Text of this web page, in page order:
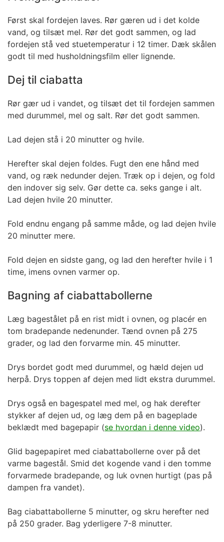
Først skal fordejen laves. Rør gæren ud i det kolde
vand, og tilsæt mel. Rør det godt sammen, og lad
fordejen stå ved stuetemperatur i 12 timer. Dæk skålen
godt til med husholdningsfilm eller lignende.
Dej til ciabatta
Rør gær ud i vandet, og tilsæt det til fordejen sammen
med durummel, mel og salt. Rør det godt sammen.
Lad dejen stå i 20 minutter og hvile.
Herefter skal dejen foldes. Fugt den ene hånd med
vand, og ræk nedunder dejen. Træk op i dejen, og fold
den indover sig selv. Gør dette ca. seks gange i alt.
Lad dejen hvile 20 minutter.
Fold endnu engang på samme måde, og lad dejen hvile
20 minutter mere.
Fold dejen en sidste gang, og lad den herefter hvile i 1
time, imens ovnen varmer op.
Bagning af ciabattabollerne
Læg bagestålet på en rist midt i ovnen, og placér en
tom bradepande nedenunder. Tænd ovnen på 275
grader, og lad den forvarme min. 45 minutter.
Drys bordet godt med durummel, og hæld dejen ud
herpå. Drys toppen af dejen med lidt ekstra durummel.
Drys også en bagespatel med mel, og hak derefter
stykker af dejen ud, og læg dem på en bageplade
beklædt med bagepapir (se hvordan i denne video).
Glid bagepapiret med ciabattabollerne over på det
varme bagestål. Smid det kogende vand i den tomme
forvarmede bradepande, og luk ovnen hurtigt (pas på
dampen fra vandet).
Bag ciabattabollerne 5 minutter, og skru herefter ned
på 250 grader. Bag yderligere 7-8 minutter.